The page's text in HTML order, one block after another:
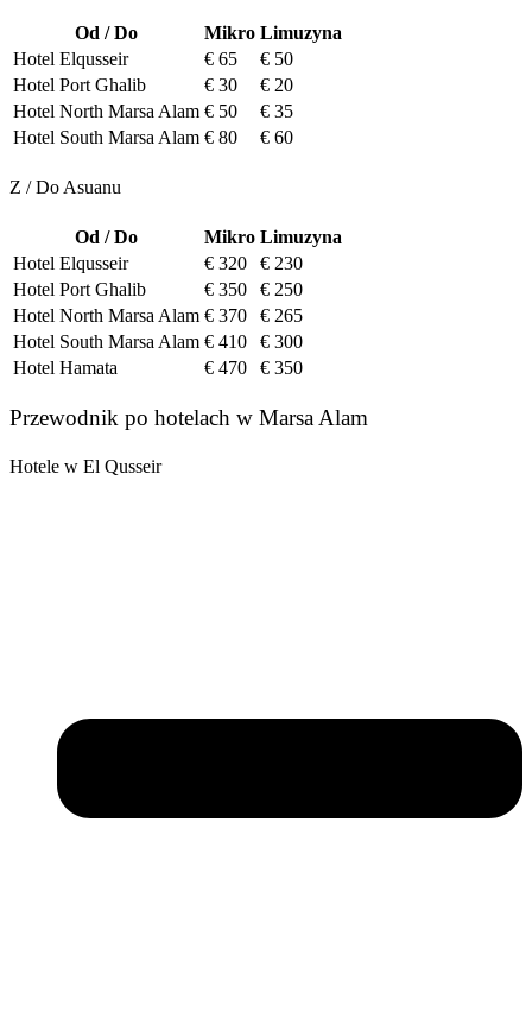
Od / Do Mikro Limuzyna
Hotel Elqusseir
€ 65
€ 50
Hotel Port Ghalib
€ 30
€ 20
Hotel North Marsa Alam € 50
€ 35
Hotel South Marsa Alam € 80 € 60
Z / Do Asuanu
Od / Do Mikro Limuzyna
Hotel Elqusseir
€ 320
€ 230
Hotel Port Ghalib
€ 350
€ 250
Hotel North Marsa Alam € 370
€ 265
Hotel South Marsa Alam € 410
€ 300
Hotel Hamata
€ 470 € 350
Przewodnik po hotelach w Marsa Alam
Hotele w El Qusseir